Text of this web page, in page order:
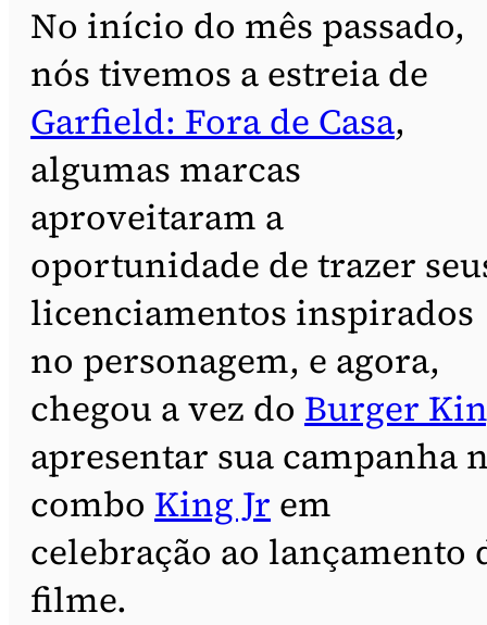
No início do mês passado,
nós tivemos a estreia de
Garfield: Fora de Casa,
algumas marcas
aproveitaram a
oportunidade de trazer
licenciamentos inspirados
no personagem, e agora,
chegou a vez do Burger
apresentar sua campanha
combo King Jr em
celebração ao lançamento
filme.